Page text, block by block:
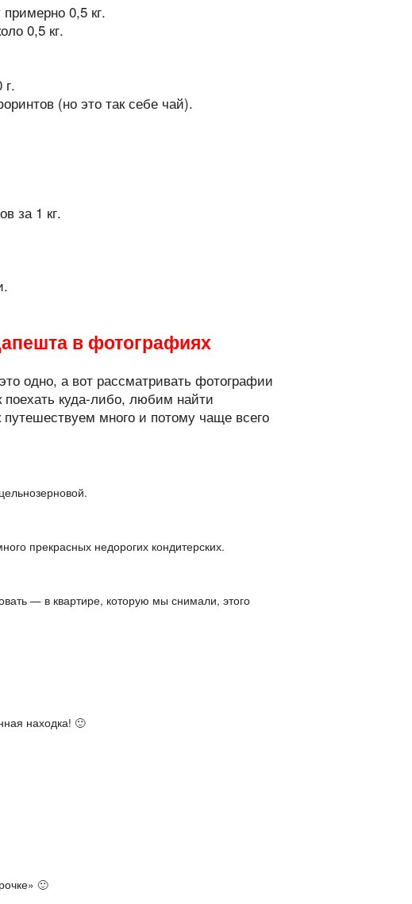
0,5 кг.
0,5 кг.
(но это так себе чай).
за 1 кг.
в фотографиях
одно, а вот рассматривать фотографии
куда-либо, любим найти
много и потому чаще всего
прекрасных недорогих кондитерских.
— в квартире, которую мы снимали, этого
находка! 🙂
🙂